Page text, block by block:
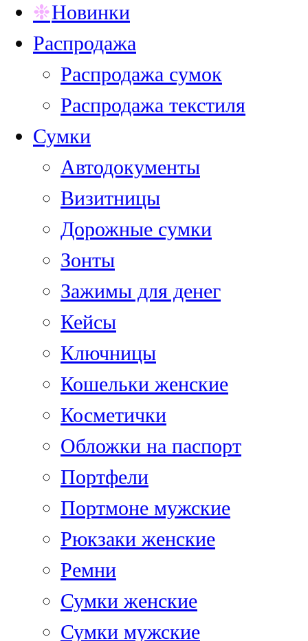
Новинки
Распродажа
Распродажа сумок
Распродажа текстиля
Сумки
Автодокументы
Визитницы
Дорожные сумки
Зонты
Зажимы для денег
Кейсы
Ключницы
Кошельки женские
Косметички
Обложки на паспорт
Портфели
Портмоне мужские
Рюкзаки женские
Ремни
Сумки женские
Сумки мужские